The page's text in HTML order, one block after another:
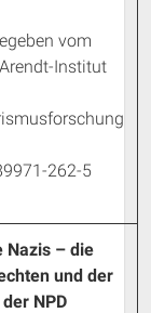
vom
Institut
262-5
Nazis – die
und der
NPD